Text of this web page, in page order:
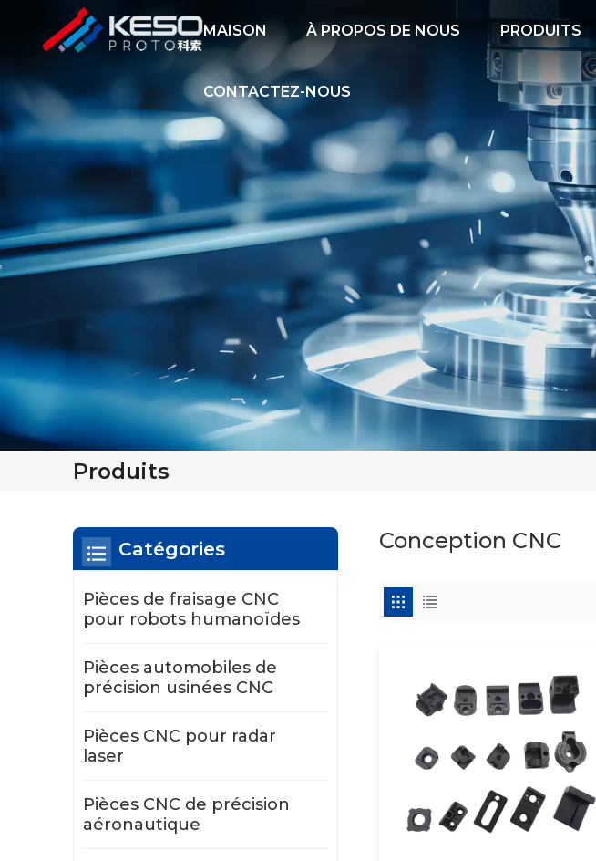
MAISON À PROPOS DE NOUS PRODUITS
CONTACTEZ-NOUS
Produits
Conception CNC
Catégories
Pièces de fraisage CNC
pour robots humanoïdes
Pièces automobiles de
précision usinées CNC
Pièces CNC pour radar
laser
Pièces CNC de précision
aéronautique